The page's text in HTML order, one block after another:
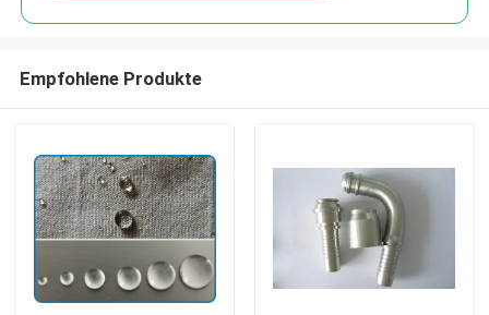
Empfohlene Produkte